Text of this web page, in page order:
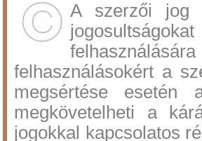
A szerzői jog
felhasználásokért a
megsértése
megkövetelheti a
jogokkal kapcsolatos